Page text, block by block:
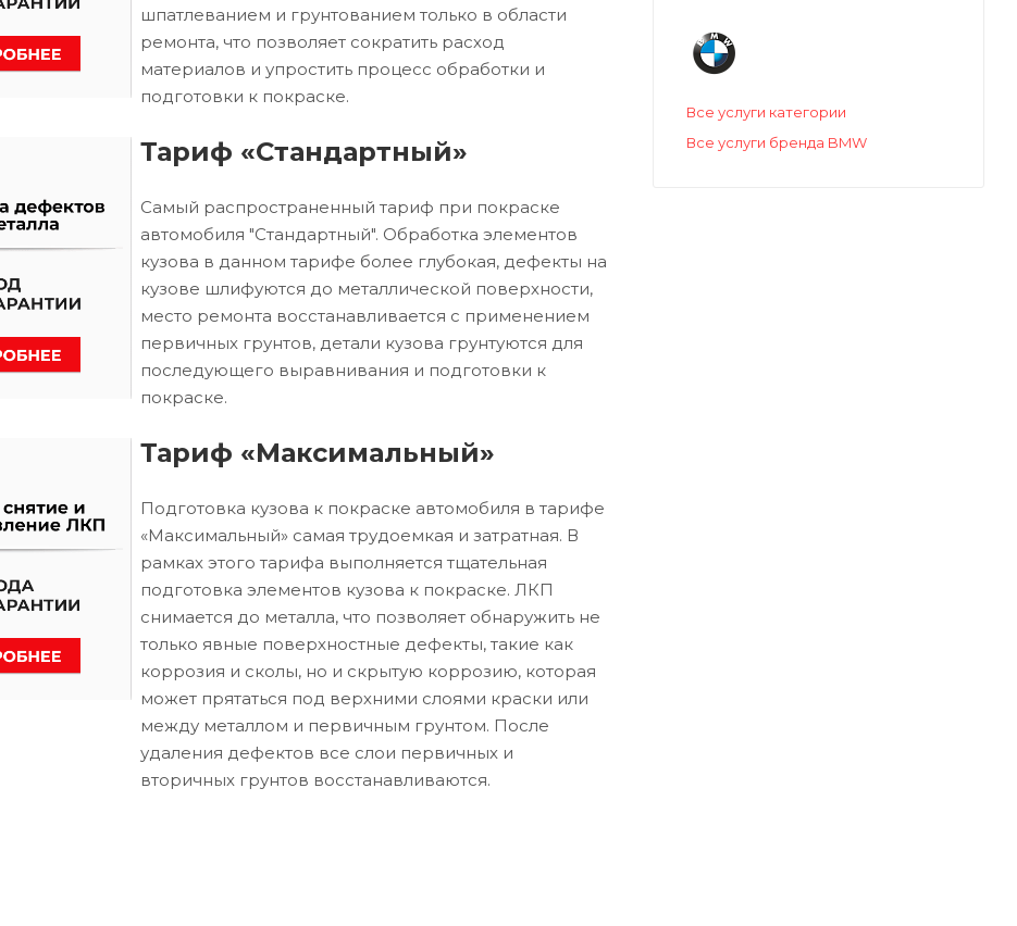
шпатлеванием и грунтованием только в области
ремонта, что позволяет сократить расход
материалов и упростить процесс обработки и
подготовки к покраске.
Тариф «Стандартный»
Самый распространенный тариф при покраске
автомобиля "Стандартный". Обработка элементов
кузова в данном тарифе более глубокая, дефекты на
кузове шлифуются до металлической поверхности,
место ремонта восстанавливается с применением
первичных грунтов, детали кузова грунтуются для
последующего выравнивания и подготовки к
покраске.
Тариф «Максимальный»
Подготовка кузова к покраске автомобиля в тарифе
«Максимальный» самая трудоемкая и затратная. В
рамках этого тарифа выполняется тщательная
подготовка элементов кузова к покраске. ЛКП
снимается до металла, что позволяет обнаружить не
только явные поверхностные дефекты, такие как
коррозия и сколы, но и скрытую коррозию, которая
может прятаться под верхними слоями краски или
между металлом и первичным грунтом. После
удаления дефектов все слои первичных и
вторичных грунтов восстанавливаются.
Все услуги категории
Все услуги бренда BMW